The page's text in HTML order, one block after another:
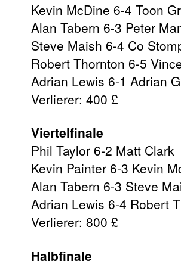
Kevin McDine 6-4 Toon
Alan Tabern 6-3 Peter
Steve Maish 6-4 Co
Robert Thornton 6-5
Adrian Lewis 6-1 Adrian
Verlierer: 400 £
Viertelfinale
Phil Taylor 6-2 Matt Clark
Kevin Painter 6-3 Kevin
Alan Tabern 6-3 Steve
Adrian Lewis 6-4 Robert
Verlierer: 800 £
Halbfinale